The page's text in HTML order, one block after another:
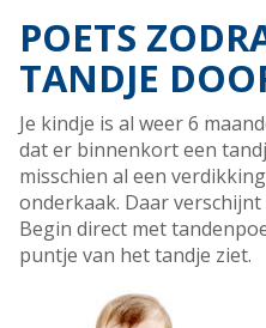
POETS
TANDJE
Je kindje is al weer 6
dat er binnenkort een
misschien al een
onderkaak. Daar
Begin direct met
puntje van het tandje ziet.